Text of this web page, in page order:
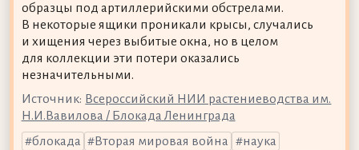
образцы под артиллерийскими обстрелами.
В некоторые ящики проникали крысы, случались
и хищения через выбитые окна, но в целом
для коллекции эти потери оказались
незначительными.
Источник: Всероссийский НИИ растениеводства им.
Н.И.Вавилова / Блокада Ленинграда
блокада
Вторая мировая война
наука